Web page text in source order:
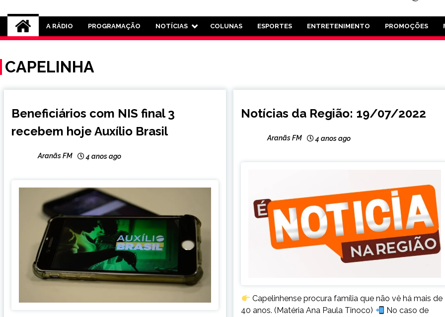
Rádio Aranãs 105.3
A RÁDIO PROGRAMAÇÃO NOTÍCIAS COLUNAS ESPORTES ENTRETENIMENTO PROMOÇÕES
CAPELINHA
CAPELINHA
NOTÍCIAS
Beneficiários com NIS final 3
recebem hoje Auxílio Brasil
Aranãs FM 4 anos ago
NOTÍCIAS
Notícias da Região: 19/07/2022
Aranãs FM 4 anos ago
Capelinhense procura família que não vê há mais de
40 anos. (Matéria Ana Paula Tinoco)
No caso de